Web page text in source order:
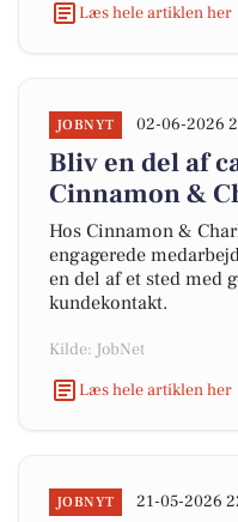
Læs hele artiklen her
JOBNYT 02-06-2026
Bliv en del af
Cinnamon &
Hos Cinnamon &
engagerede
en del af et sted med
kundekontakt.
Kilde: JobNet
Læs hele artiklen her
JOBNYT 21-05-2026